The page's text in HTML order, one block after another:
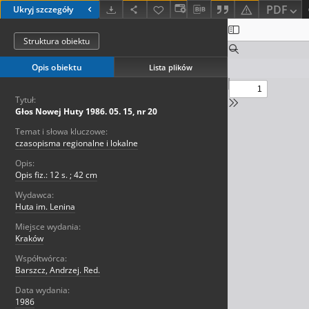
Ukryj szczegóły PDF
Struktura obiektu
Opis obiektu Lista plików
Tytuł:
Głos Nowej Huty 1986. 05. 15, nr 20
Temat i słowa kluczowe:
czasopisma regionalne i lokalne
Opis:
Opis fiz.: 12 s. ; 42 cm
Wydawca:
Huta im. Lenina
Miejsce wydania:
Kraków
Współtwórca:
Barszcz, Andrzej. Red.
Data wydania:
1986